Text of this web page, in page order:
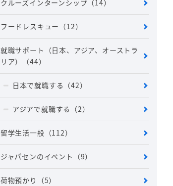
クルーズインターンシップ （14）
フードレスキュー （12）
就職サポート（日本、アジア、オーストラ
リア）
（44）
日本で就職する （42）
アジアで就職する （2）
留学生活一般 （112）
ジャパセンのイベント （9）
荷物預かり （5）